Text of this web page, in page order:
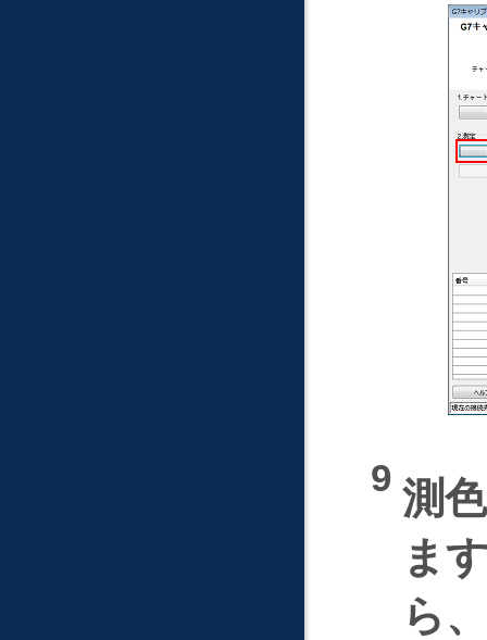
測
ま
ら、